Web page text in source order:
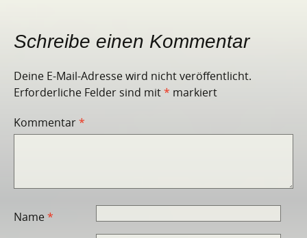
Schreibe einen Kommentar
Deine E-Mail-Adresse wird nicht veröffentlicht.
Erforderliche Felder sind mit* markiert
Kommentar*
Name*